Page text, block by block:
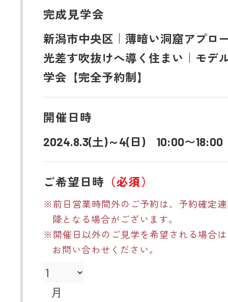
完成見学会
新潟市中央区｜薄暗い洞窟アプロ
光差す吹抜けへ導く住まい｜モデ
学会【完全予約制】
開催日時
2024.8.3(土)～4(日) 10:00〜18:00
ご希望日時 （必須）
※前日営業時間外のご予約は、予約確定
降となる場合がございます。
※開催日以外のご見学を希望される場合
お問い合わせください。
月